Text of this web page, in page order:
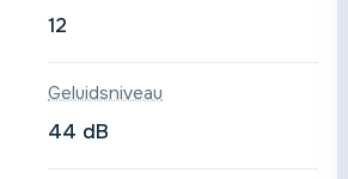
12
Geluidsniveau
44 dB